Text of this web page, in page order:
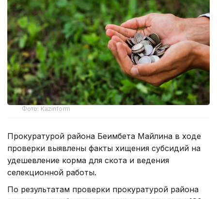
Фото: Kazinform
Прокуратурой района Беимбета Майлина в ходе
проверки выявлены факты хищения субсидий на
удешевление корма для скота и ведения
селекционной работы.
По результатам проверки прокуратурой района